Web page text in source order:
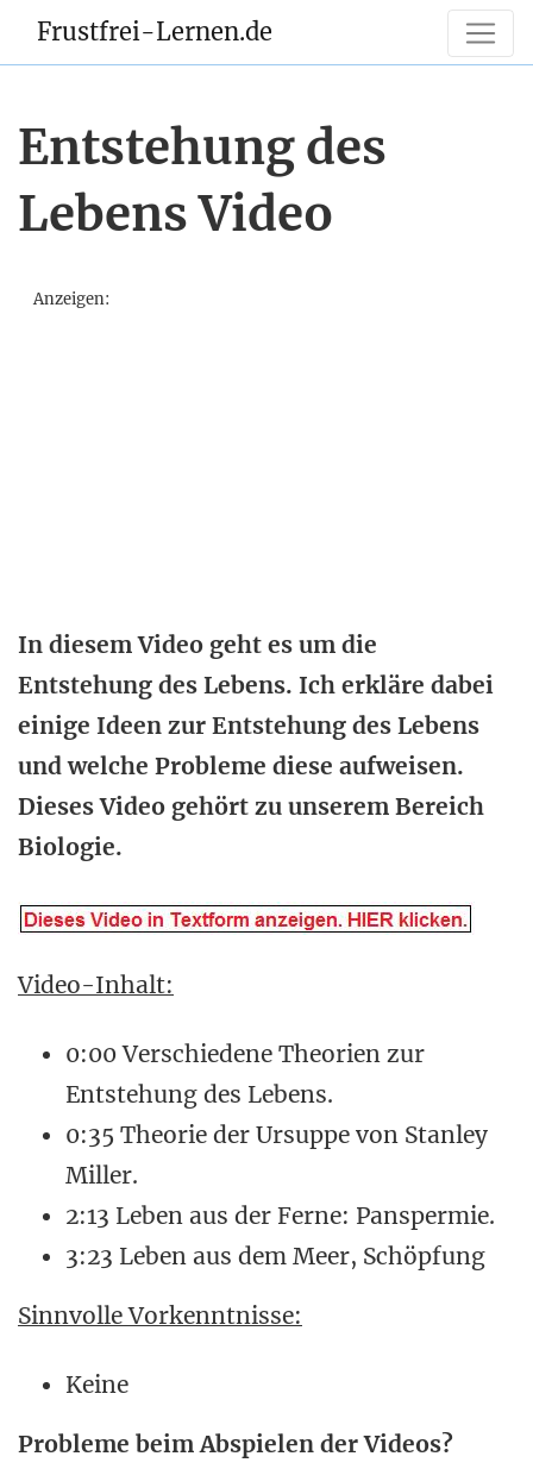
Frustfrei-Lernen.de
Entstehung des
Lebens Video
Anzeigen:
In diesem Video geht es um die
Entstehung des Lebens. Ich erkläre dabei
einige Ideen zur Entstehung des Lebens
und welche Probleme diese aufweisen.
Dieses Video gehört zu unserem Bereich
Biologie.
Video-Inhalt:
0:00 Verschiedene Theorien zur
Entstehung des Lebens.
0:35 Theorie der Ursuppe von Stanley
Miller.
2:13 Leben aus der Ferne: Panspermie.
3:23 Leben aus dem Meer, Schöpfung
Sinnvolle Vorkenntnisse:
Keine
Probleme beim Abspielen der Videos?